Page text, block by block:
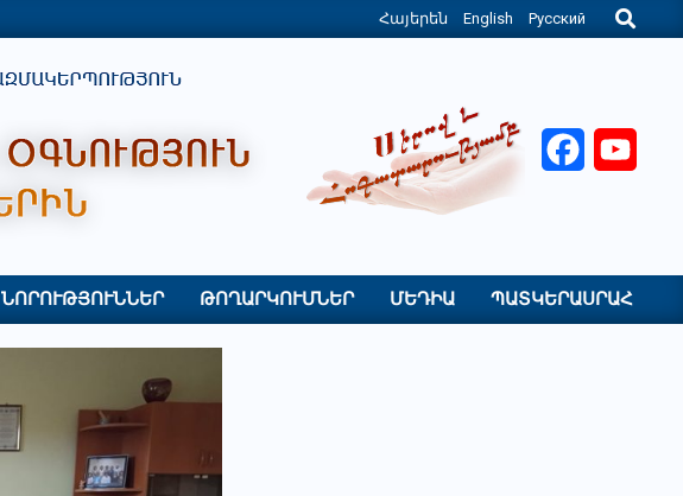
Հայերեն English Русский
Search
Facebook
ՆՈՐՈՒԹՅՈՒՆՆԵՐ ԹՈՂԱՐԿՈՒՄՆԵՐ ՄԵԴԻԱ ՊԱՏԿԵՐԱՍՐԱՀ